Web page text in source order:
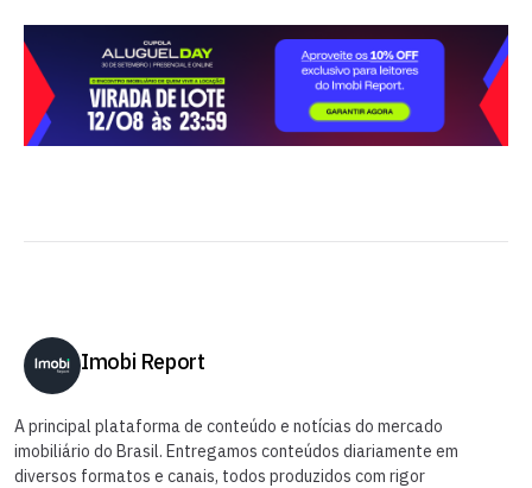
Imobi Report
A principal plataforma de conteúdo e notícias do mercado
imobiliário do Brasil. Entregamos conteúdos diariamente em
diversos formatos e canais, todos produzidos com rigor